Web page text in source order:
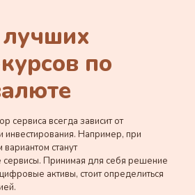
по
сервиса всегда зависит от
инвестирования. Например, при
станут
сервисы. Принимая для себя решение
активы, стоит определиться